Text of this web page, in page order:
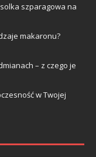
szparagowa na
makaronu?
– z czego je
w Twojej